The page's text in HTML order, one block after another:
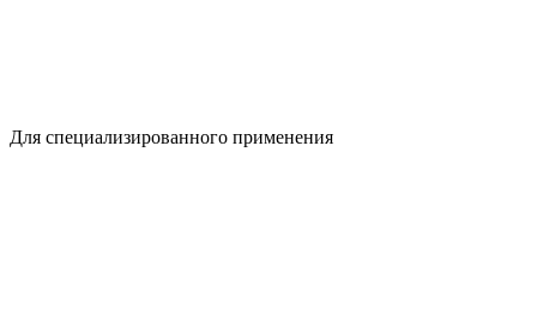
Для специализированного применения